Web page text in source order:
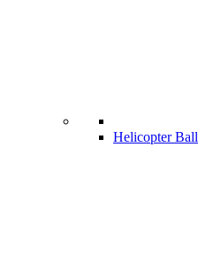
Helicopter Ball